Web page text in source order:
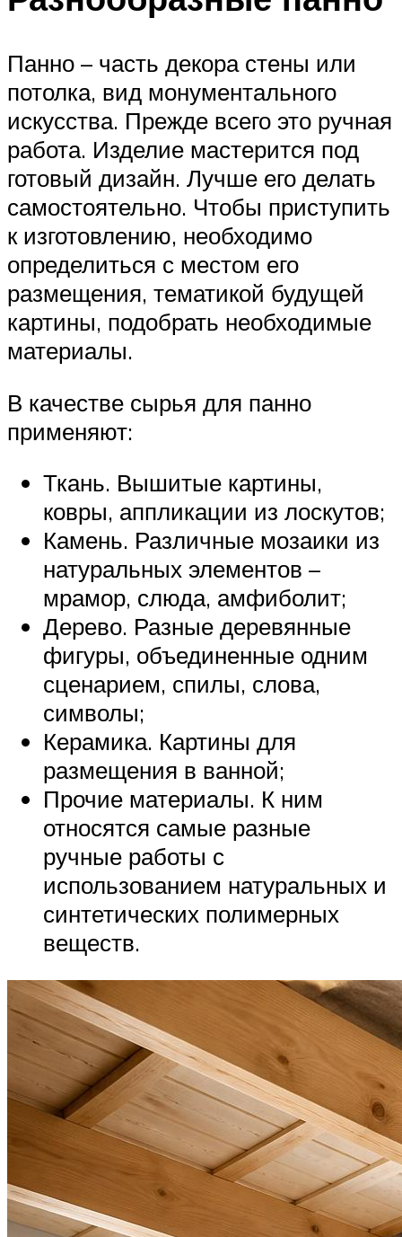
Панно – часть декора стены или
потолка, вид монументального
искусства. Прежде всего это ручная
работа. Изделие мастерится под
готовый дизайн. Лучше его делать
самостоятельно. Чтобы приступить
к изготовлению, необходимо
определиться с местом его
размещения, тематикой будущей
картины, подобрать необходимые
материалы.
В качестве сырья для панно
применяют:
Ткань. Вышитые картины,
ковры, аппликации из лоскутов;
Камень. Различные мозаики из
натуральных элементов –
мрамор, слюда, амфиболит;
Дерево. Разные деревянные
фигуры, объединенные одним
сценарием, спилы, слова,
символы;
Керамика. Картины для
размещения в ванной;
Прочие материалы. К ним
относятся самые разные
ручные работы с
использованием натуральных и
синтетических полимерных
веществ.